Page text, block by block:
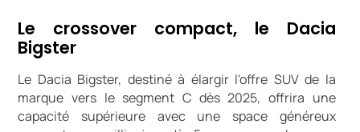
Le crossover compact, le Dacia
Bigster
Le Dacia Bigster, destiné à élargir l'offre SUV de la
marque vers le segment C dès 2025, offrira une
capacité supérieure avec une space généreux